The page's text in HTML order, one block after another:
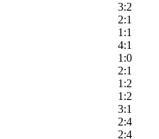
3:2
2:1
1:1
4:1
1:0
2:1
1:2
1:2
3:1
2:4
2:4